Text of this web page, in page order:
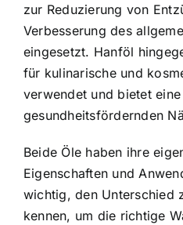
zur Reduzierung von
Verbesserung des
eingesetzt. Hanföl
für kulinarische und
verwendet und bietet
gesundheitsfördernden
Beide Öle haben ihre
Eigenschaften und
wichtig, den Unterschied
kennen, um die richtige